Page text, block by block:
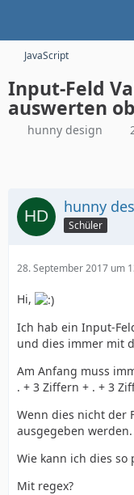
JavaScript
Input-Feld
auswerten
hunny design
hunny
Schüler
28. September 2017 um
Hi,
Ich hab ein Input-
und dies immer mit
Am Anfang muss
. + 3 Ziffern + . + 3
Wenn dies nicht der
ausgegeben werden.
Wie kann ich dies so
Mit regex?